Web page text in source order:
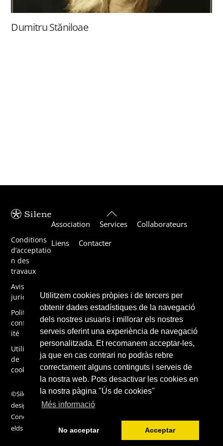
Utilitzem cookies pròpies i de tercers per
obtenir dades estadístiques de la navegació
dels nostres usuaris i millorar els nostres
serveis oferint una experiència de navegació
personalitzada. Et recomanem acceptar-les,
ja que en cas contrari no podràs rebre
correctament alguns continguts i serveis de
la nostra web. Pots desactivar les cookies en
la nostra pàgina "Ús de cookies"
Més informació
No acceptar Acceptar
Dumitru Stăniloae
Back
To
Top
Conditions
d’acceptatio
n des
travaux
Avis
juridique
Politique de
confidential
ité
Utilisation
de
cookies
©Silene 2019,
design by
ConcentricFi
elds
Association Services
Collaborateurs
Liens
Contacter